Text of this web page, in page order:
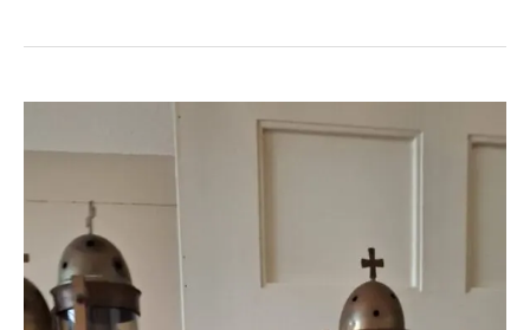
januari
Nieuwjaarsreceptie